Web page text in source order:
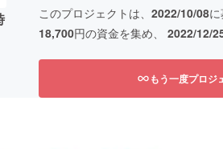
このプロジェクトは、 2022/10/08
18,700円の資金を集め、 2022/12/
もう一度プロジ